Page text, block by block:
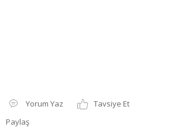
Yorum Yaz
Tavsiye Et
Paylaş